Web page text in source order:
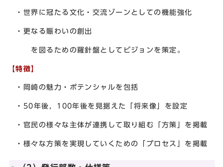
・世界に冠たる文化・交流ゾーンとしての機能強化
・更なる賑わいの創出
を図るための羅針盤としてビジョンを策定。
【特徴】
・岡崎の魅力・ポテンシャルを包括
・50年後，100年後を見据えた「将来像」を設定
・官民の様々な主体が連携して取り組む「方策」を掲載
・様々な方策を実現していくための「プロセス」を掲載